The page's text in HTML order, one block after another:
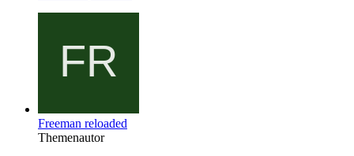
Freeman reloaded
Themenautor